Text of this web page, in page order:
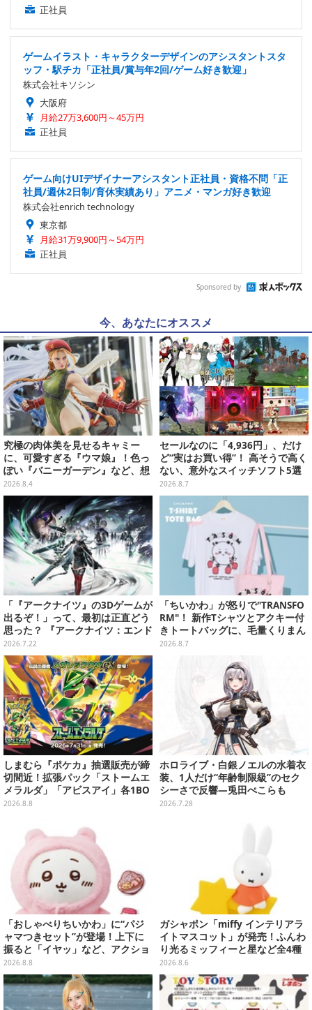
正社員
ゲームイラスト・キャラクターデザインのアシスタントスタ
ッフ・駅チカ「正社員/賞与年2回/ゲーム好き歓迎」
株式会社キソシン
大阪府
月給27万3,600円～45万円
正社員
ゲーム向けUIデザイナーアシスタント正社員・資格不問「正
社員/週休2日制/育休実績あり」アニメ・マンガ好き歓迎
株式会社enrich technology
東京都
月給31万9,900円～54万円
正社員
Sponsored by
今、あなたにオススメ
究極の肉体美を見せるキャミー
に、可愛すぎる『ウマ娘』！色っ
ぽい『バニーガーデン』など、想
像を超えていく国産ゲームキャラ
フィギュアたち【WF2026夏】
2026.8.4
セールなのに「4,936円」、だけ
ど“実はお買い得”！ 高そうで高く
ない、意外なスイッチソフト5選
2026.8.7
「『アークナイツ』の3Dゲームが
出るぞ！」って、最初は正直どう
思った？ 『アークナイツ：エンド
フィールド』リリース半年を機
に、4人のインフルエンサーに聞
いてみたーシリーズを“奥深く”ま
で追ってきたからこその視点【座
談会】
2026.7.22
「ちいかわ」が怒りで"TRANSFO
RM"！ 新作Tシャツとアクキー付
きトートバッグに、毛量くりまん
じゅうなど全6アイテムが仲間入
2026.8.7
しまむら『ポケカ』抽選販売が締
切間近！拡張パック「ストームエ
メラルダ」「アビスアイ」各1BO
Xをラインナップ
2026.8.8
ホロライブ・白銀ノエルの水着衣
装、1人だけ“年齢制限級”のセク
シーさで反響―兎田ぺこらも
「こ、こんなことが許されていい
2026.7.28
「おしゃべりちいかわ」に“パジ
ャマつきセット”が登場！上下に
振ると「イヤッ」など、アクショ
ンに応じて喋ってくれる
2026.8.8
ガシャポン「miffy インテリアラ
イトマスコット」が発売！ふんわ
り光るミッフィーと星など全4種
ラインナップ
2026.8.6